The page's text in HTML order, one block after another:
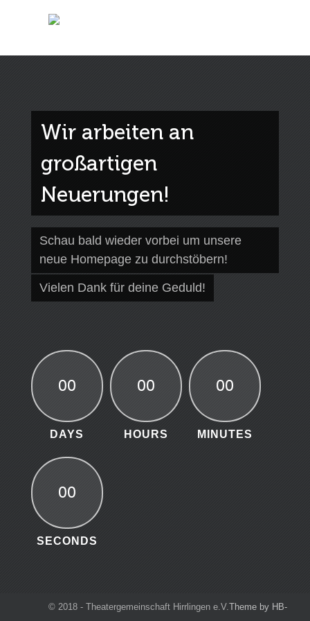
Wir arbeiten an
großartigen
Neuerungen!
Schau bald wieder vorbei um unsere
neue Homepage zu durchstöbern!
Vielen Dank für deine Geduld!
00
DAYS
00
HOURS
00
MINUTES
00
SECONDS
© 2018 - Theatergemeinschaft Hirrlingen e.V.Theme by HB-